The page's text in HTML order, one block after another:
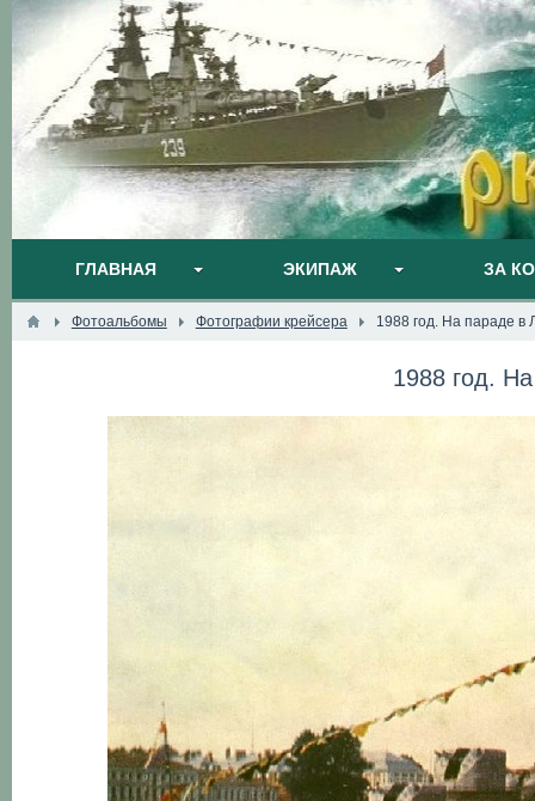
ГЛАВНАЯ ЭКИПАЖ ЗА
Фотоальбомы Фотографии крейсера 1988 год. На параде в
1988 год.